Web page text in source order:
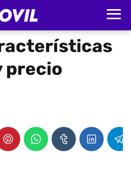
precio